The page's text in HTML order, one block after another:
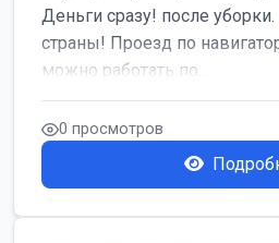
Деньги сразу! после
страны! Проезд по
можно работать по...
0 просмотров